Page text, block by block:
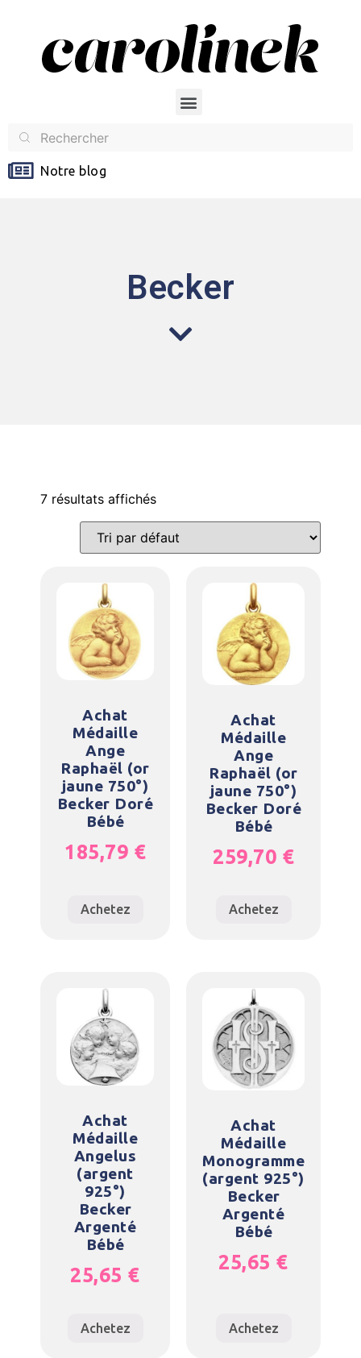
Notre blog
Becker
7 résultats affichés
Achat
Médaille
Ange
Raphaël (or
jaune 750°)
Becker Doré
Bébé
185,79 €
Achetez
Achat
Médaille
Ange
Raphaël (or
jaune 750°)
Becker Doré
Bébé
259,70 €
Achetez
Achat
Médaille
Angelus
(argent
925°)
Becker
Argenté
Bébé
25,65 €
Achetez
Achat
Médaille
Monogramme
(argent 925°)
Becker
Argenté
Bébé
25,65 €
Achetez